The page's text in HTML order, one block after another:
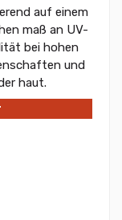
auf einem
maß an UV-
bei hohen
und
haut.